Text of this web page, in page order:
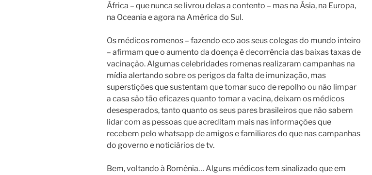
África – que nunca se livrou delas a contento – mas na Ásia, na Europa,
na Oceania e agora na América do Sul.
Os médicos romenos – fazendo eco aos seus colegas do mundo inteiro
– afirmam que o aumento da doença é decorrência das baixas taxas de
vacinação.Algumas celebridades romenas realizaram campanhas na
mídia alertando sobre os perigos da falta de imunização, mas
superstições que sustentam que tomar suco de repolho ou não limpar
a casa são tão eficazes quanto tomar a vacina, deixam os médicos
desesperados, tanto quanto os seus pares brasileiros que não sabem
lidar com as pessoas que acreditam mais nas informações que
recebem pelo whatsapp de amigos e familiares do que nas campanhas
do governo e noticiários de tv.
Bem, voltando à Romênia… Alguns médicos tem sinalizado que em